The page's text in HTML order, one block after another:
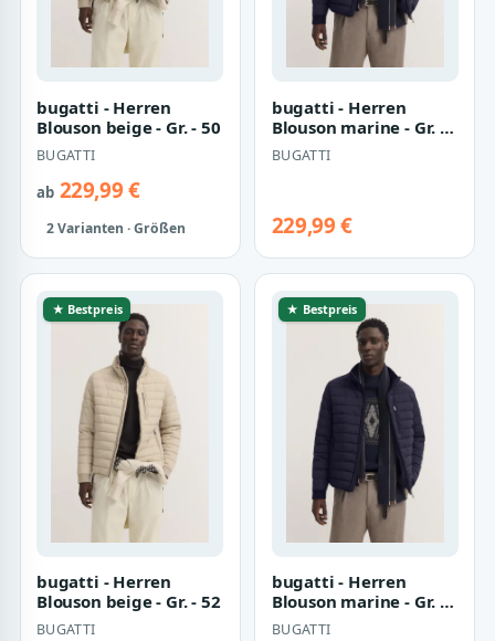
bugatti - Herren
Blouson beige - Gr. - 50
BUGATTI
ab229,99 €
2 Varianten · Größen
bugatti - Herren
Blouson marine - Gr. -
52
BUGATTI
229,99 €
★ Bestpreis
bugatti - Herren
Blouson beige - Gr. - 52
BUGATTI
★ Bestpreis
bugatti - Herren
Blouson marine - Gr. -
54
BUGATTI